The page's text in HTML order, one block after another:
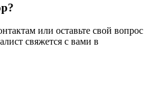
или оставьте свой вопрос
свяжется с вами в